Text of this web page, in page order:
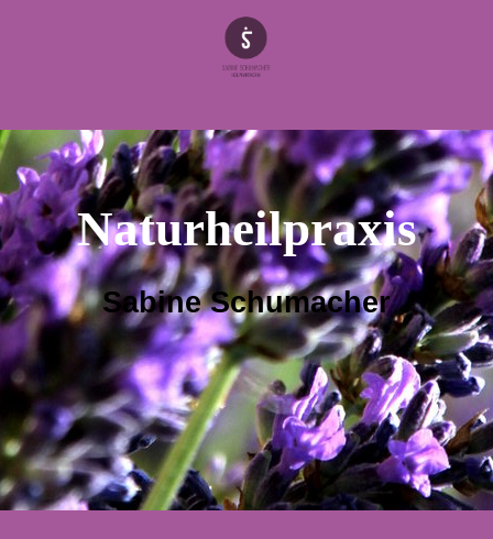
Naturheilpraxis
Sabine Schumacher